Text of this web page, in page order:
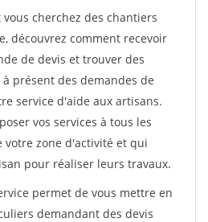
cherchez des chantiers
découvrez comment recevoir
de devis et trouver des
présent des demandes de
service d'aide aux artisans.
vos services à tous les
zone d'activité et qui
pour réaliser leurs travaux.
permet de vous mettre en
demandant des devis